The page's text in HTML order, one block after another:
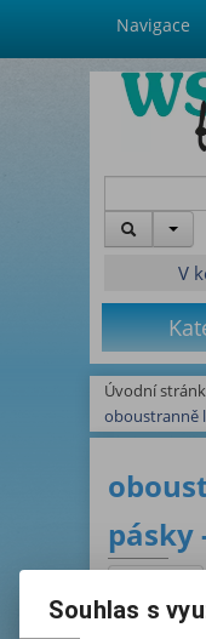
Navigace
V
Úvodní
oboustranně
pásky
Souhlas s